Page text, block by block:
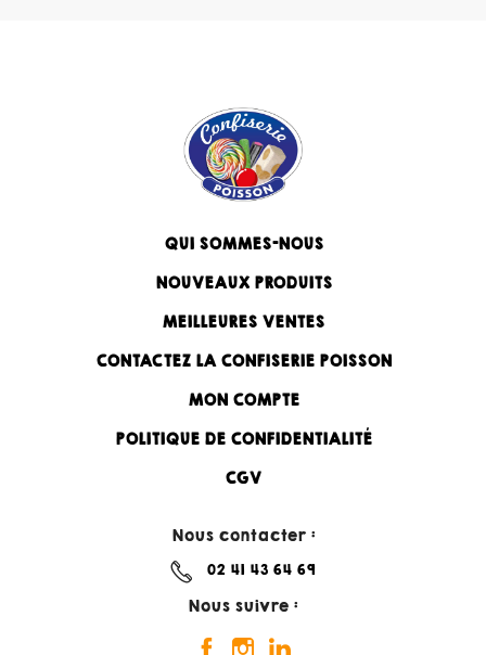
QUI SOMMES-NOUS
NOUVEAUX PRODUITS
MEILLEURES VENTES
CONTACTEZ LA CONFISERIE POISSON
MON COMPTE
POLITIQUE DE CONFIDENTIALITÉ
CGV
Nous contacter :
02 41 43 64 69
Nous suivre :